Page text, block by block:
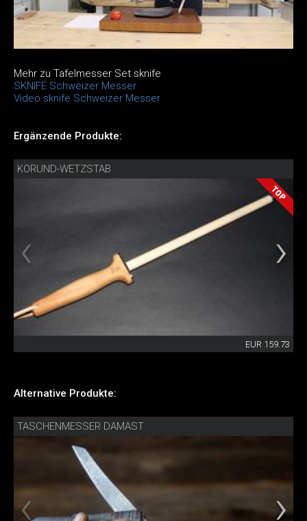
Mehr zu Tafelmesser Set sknife
SKNIFE Schweizer Messer
Video sknife Schweizer Messer
Ergänzende Produkte:
KORUND-WETZSTAB
EUR 159.73
Alternative Produkte:
TASCHENMESSER DAMAST